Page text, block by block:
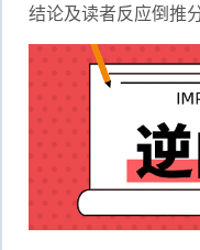
结论及读者反应倒推